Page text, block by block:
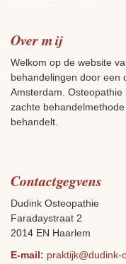
Over mij
Welkom op de website
behandelingen door een
Amsterdam. Osteopathie
zachte
behandelt.
Contactgegvens
Dudink Osteopathie
Faradaystraat 2
2014 EN Haarlem
E-mail: praktijk@dudink-